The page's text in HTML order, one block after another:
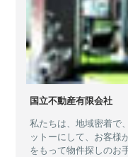
国立不動産有限会社
私たちは、地域密着で
ットーにして、お客様
をもって物件探しのお